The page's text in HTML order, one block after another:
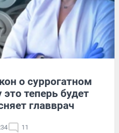
о суррогатном
теперь будет
главврач
11